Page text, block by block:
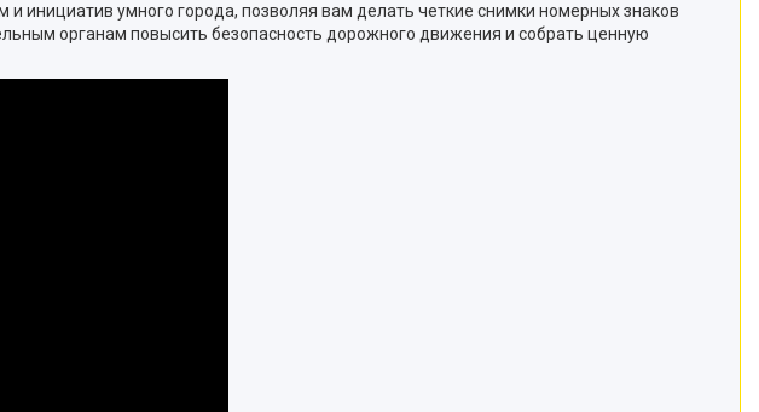
умного города, позволяя вам делать четкие снимки номерных знаков
органам повысить безопасность дорожного движения и собрать ценную